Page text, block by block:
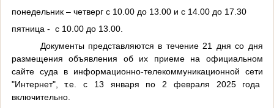
понедельник – четверг с 10.00 до 13.00 и с 14.00 до 17.30
пятница - с 10.00 до 13.00.
Документы представляются в течение 21 дня со дня
размещения объявления об их приеме на официальном
сайте суда в информационно-телекоммуникационной сети
"Интернет", т.е. с 13 января по 2 февраля 2025 года
включительно.